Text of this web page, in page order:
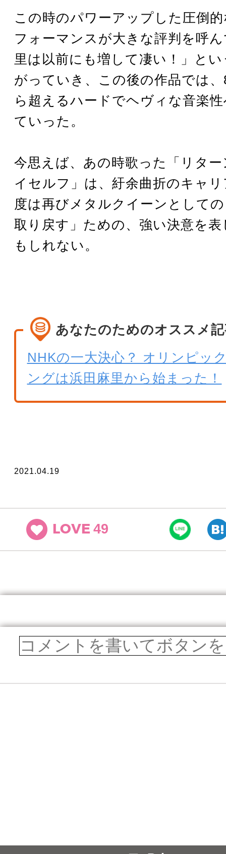
この時のパワーアップした圧倒
フォーマンスが大きな評判を呼
里は以前にも増して凄い！」と
がっていき、この後の作品では
ら超えるハードでヘヴィな音楽
ていった。
今思えば、あの時歌った「リタ
イセルフ」は、紆余曲折のキャ
度は再びメタルクイーンとして
取り戻す」ための、強い決意を
もしれない。
あなたのためのオススメ
NHKの一大決心？ オリンピッ
ングは浜田麻里から始まった！
2021.04.19
LOVE 49